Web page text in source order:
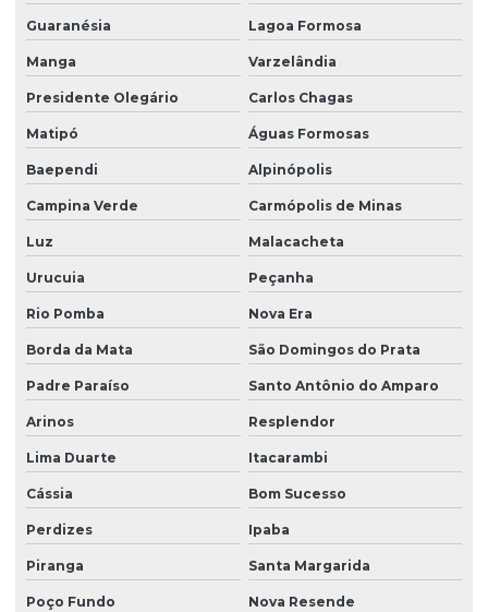
Guaranésia Lagoa Formosa
Manga Varzelândia
Presidente Olegário Carlos Chagas
Matipó Águas Formosas
Baependi Alpinópolis
Campina Verde Carmópolis de Minas
Luz Malacacheta
Urucuia Peçanha
Rio Pomba Nova Era
Borda da Mata São Domingos do Prata
Padre Paraíso Santo Antônio do Amparo
Arinos Resplendor
Lima Duarte Itacarambi
Cássia Bom Sucesso
Perdizes Ipaba
Piranga Santa Margarida
Poço Fundo Nova Resende